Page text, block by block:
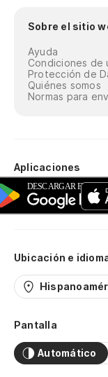
Sobre el sitio
Ayuda
Condiciones de
Protección de
Quiénes somos
Normas para
Aplicaciones
Ubicación e
Pantalla
Automático